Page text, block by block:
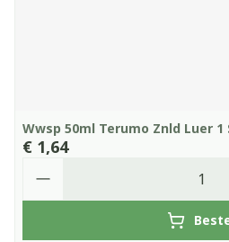
Wwsp 50ml Terumo Znld Luer 1
€ 1,64